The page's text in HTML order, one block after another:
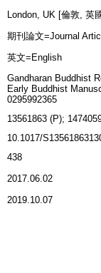
London, UK [倫敦, 英
期刊論文=Journal
英文=English
Gandharan Buddhist
Early Buddhist
0295992365
13561863 (P);
10.1017/
438
2017.06.02
2019.10.07